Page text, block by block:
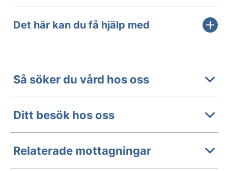
Det här kan du få hjälp med
Så söker du vård hos oss
Ditt besök hos oss
Relaterade mottagningar